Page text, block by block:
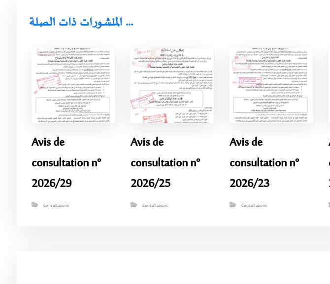
المنشورات ذات الصلة ...
Avis de
consultation n°
2026/29
Consultations
Avis de
consultation n°
2026/25
Consultations
Avis de
consultation n°
2026/23
Consultations